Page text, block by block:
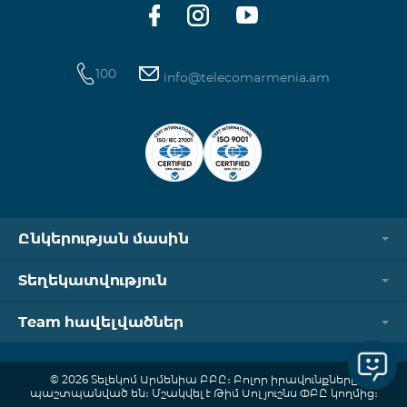
100 info@telecomarmenia.am
Ընկերության մասին
Տեղեկատվություն
Team հավելվածներ
© 2026 Տելեկոմ Արմենիա ԲԲԸ։ Բոլոր իրավունքները
պաշտպանված են։ Մշակվել է Թիմ Սոլյուշնս ՓԲԸ կողմից։